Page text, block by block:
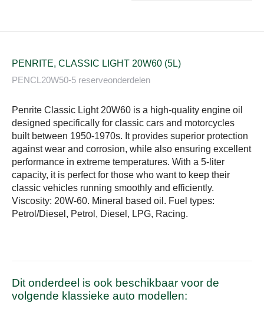
PENRITE, CLASSIC LIGHT 20W60 (5L)
PENCL20W50-5 reserveonderdelen
Penrite Classic Light 20W60 is a high-quality engine oil
designed specifically for classic cars and motorcycles
built between 1950-1970s. It provides superior protection
against wear and corrosion, while also ensuring excellent
performance in extreme temperatures. With a 5-liter
capacity, it is perfect for those who want to keep their
classic vehicles running smoothly and efficiently.
Viscosity: 20W-60. Mineral based oil. Fuel types:
Petrol/Diesel, Petrol, Diesel, LPG, Racing.
Dit onderdeel is ook beschikbaar voor de
volgende klassieke auto modellen: